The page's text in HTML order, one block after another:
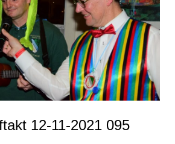
12-11-2021 095